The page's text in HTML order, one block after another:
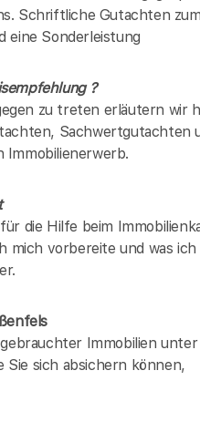
Schriftliche Gutachten
eine Sonderleistung
?
zu treten erläutern wir
Sachwertgutachten
Immobilienerwerb.
die Hilfe beim
mich vorbereite und was ich
Immobilien unter
Sie sich absichern können,